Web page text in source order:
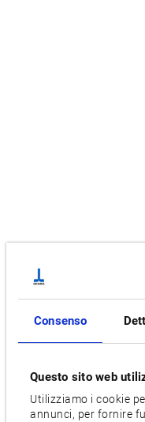
Consenso
Questo sito web
Utilizziamo i cookie
annunci, per fornire